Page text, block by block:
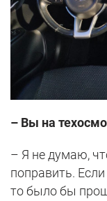
– Вы на
– Я не думаю,
поправить.
то было бы